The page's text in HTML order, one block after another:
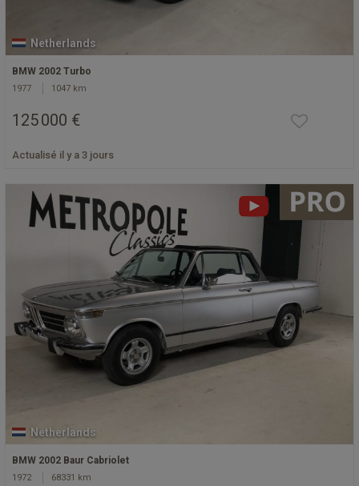
Netherlands
BMW 2002 Turbo
1977 1047 km
125 000 €
Actualisé il y a 3 jours
Netherlands
BMW 2002 Baur Cabriolet
1972 68331 km